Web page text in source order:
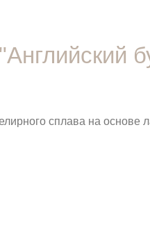
сплава на основе